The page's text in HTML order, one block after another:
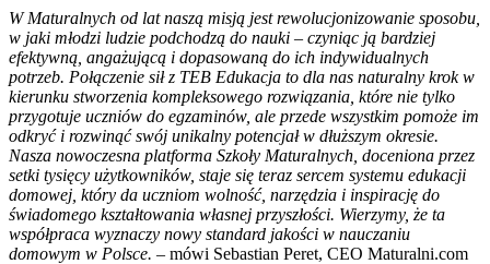
W Maturalnych od lat naszą misją jest rewolucjonizowanie sposobu,
w jaki młodzi ludzie podchodzą do nauki – czyniąc ją bardziej
efektywną, angażującą i dopasowaną do ich indywidualnych
potrzeb. Połączenie sił z TEB Edukacja to dla nas naturalny krok w
kierunku stworzenia kompleksowego rozwiązania, które nie tylko
przygotuje uczniów do egzaminów, ale przede wszystkim pomoże im
odkryć i rozwinąć swój unikalny potencjał w dłuższym okresie.
Nasza nowoczesna platforma Szkoły Maturalnych, doceniona przez
setki tysięcy użytkowników, staje się teraz sercem systemu edukacji
domowej, który da uczniom wolność, narzędzia i inspirację do
świadomego kształtowania własnej przyszłości. Wierzymy, że ta
współpraca wyznaczy nowy standard jakości w nauczaniu
domowym w Polsce. – mówi Sebastian Peret, CEO Maturalni.com